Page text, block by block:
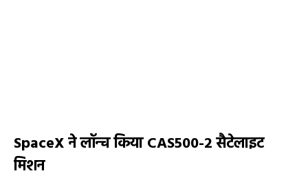
SpaceX ने लॉन्च किया CAS500-2 सैटेलाइट
मिशन